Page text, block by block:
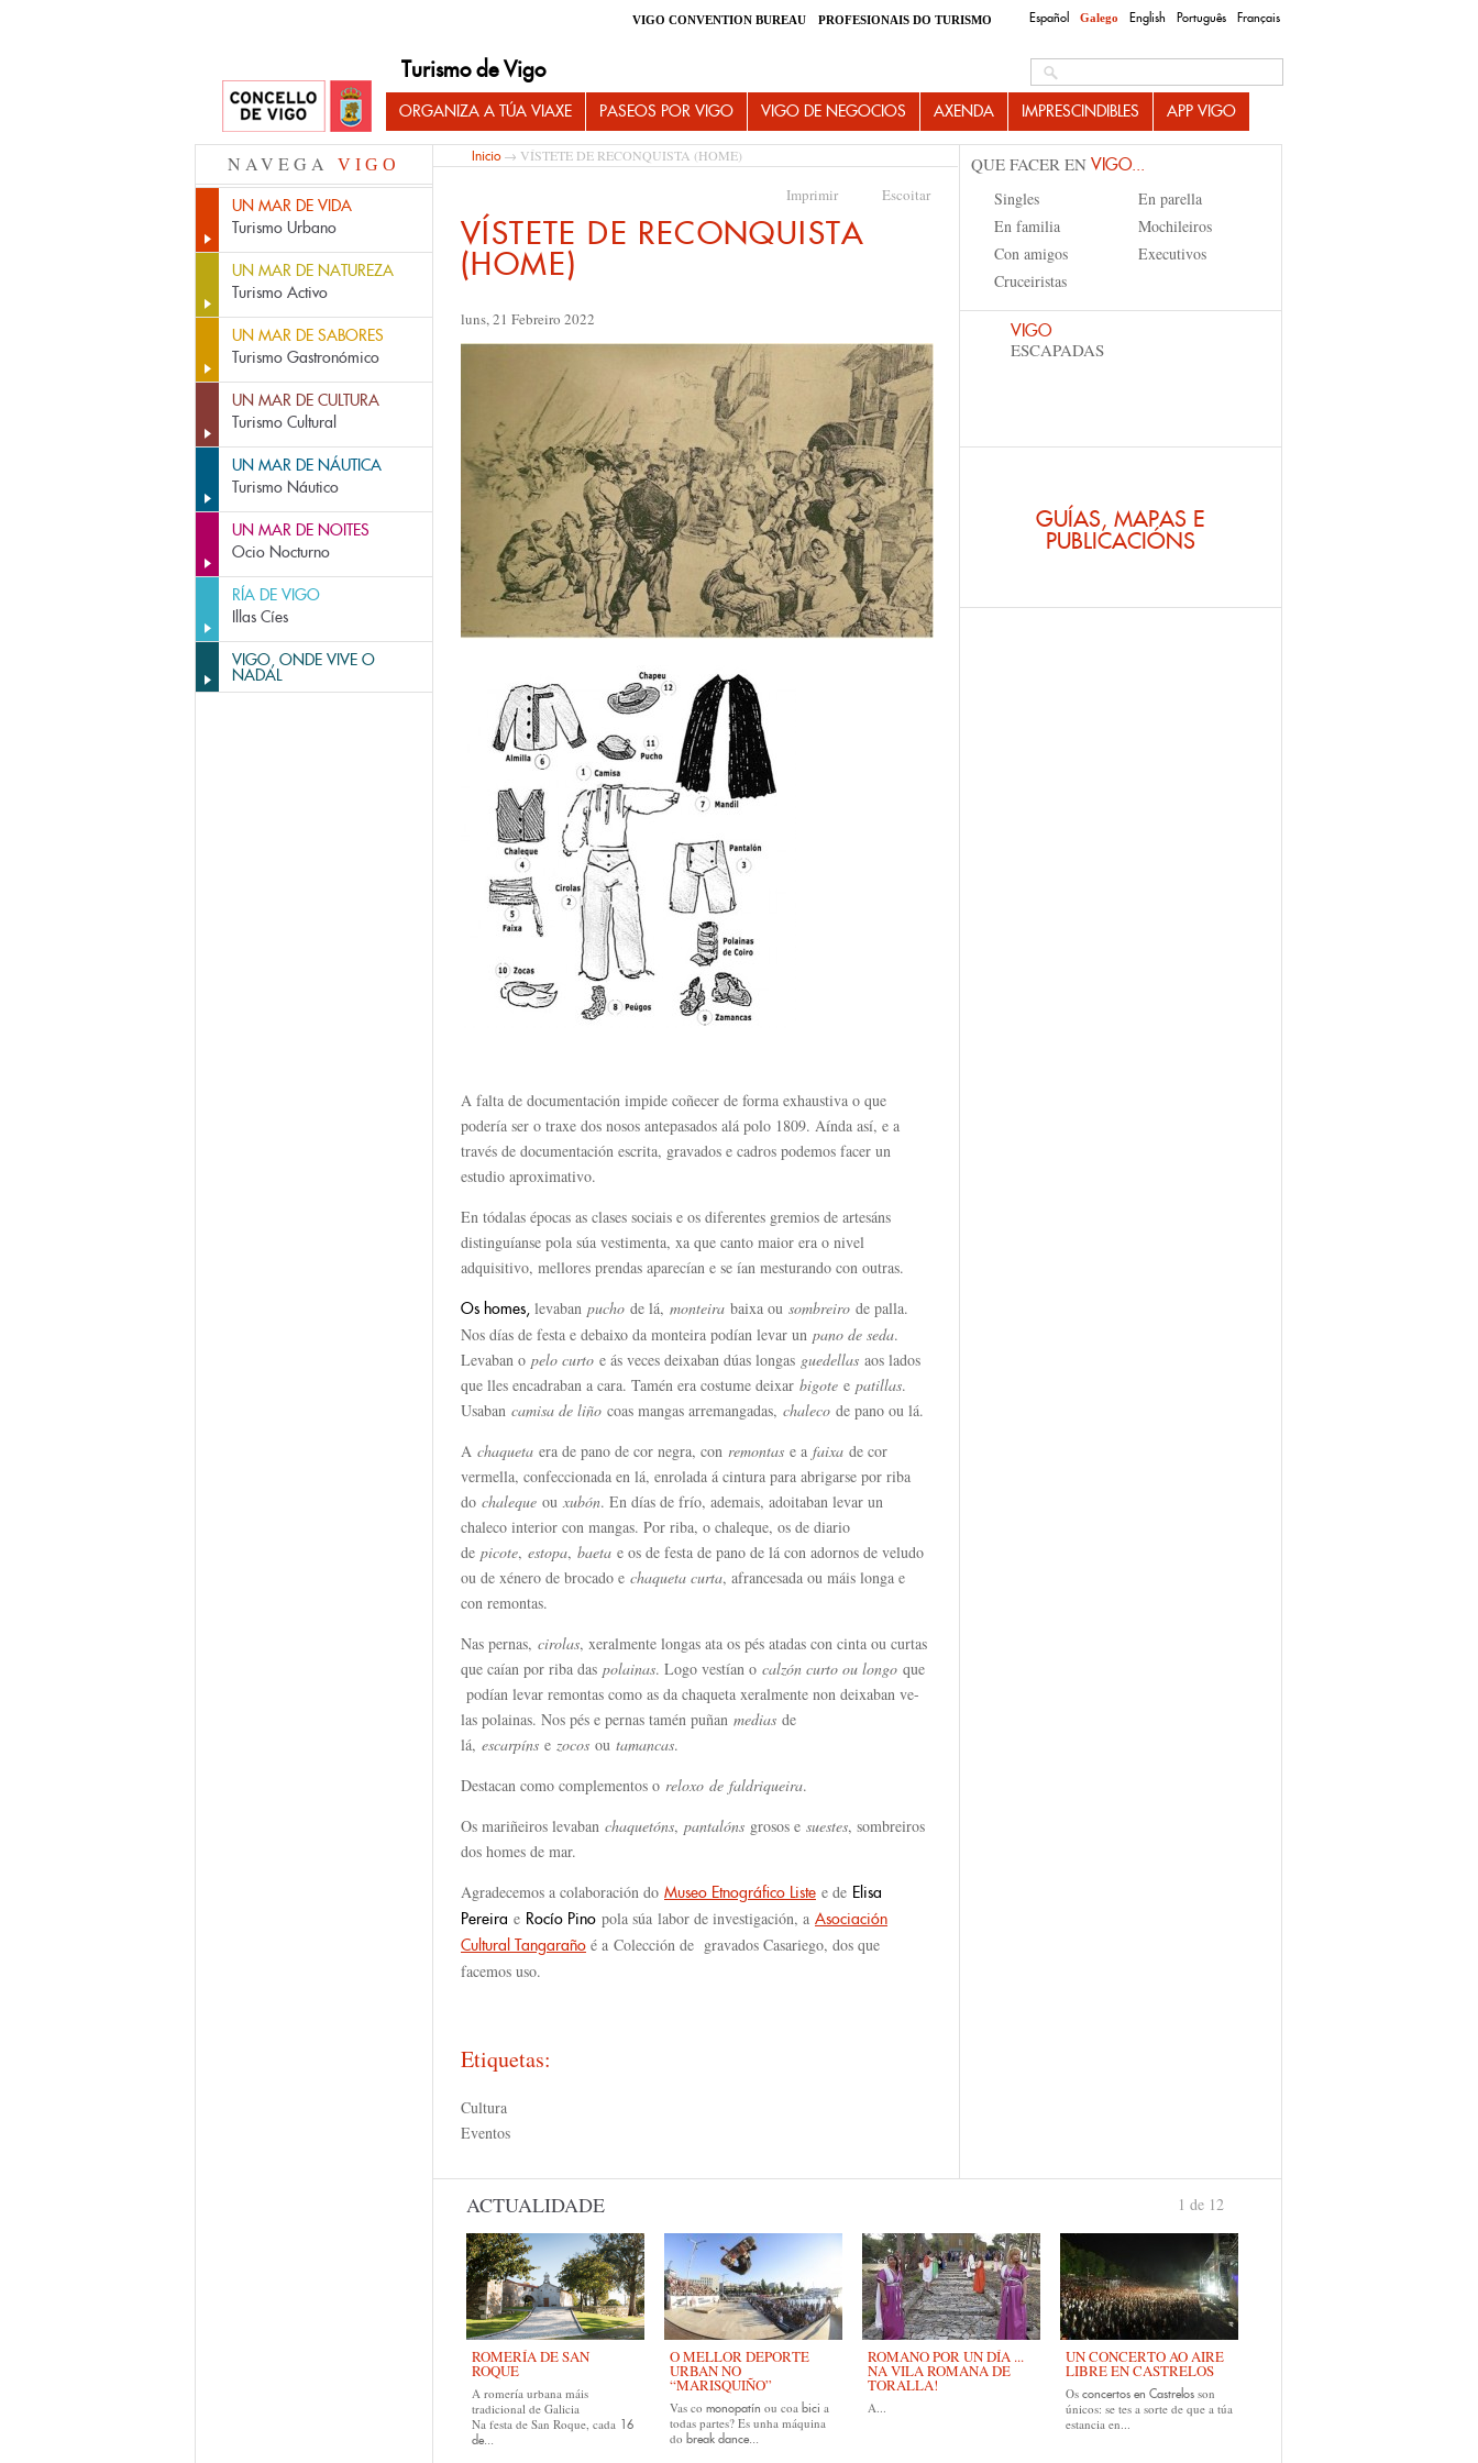
Español Galego English Português Français
VIGO CONVENTION BUREAU PROFESIONAIS DO TURISMO
Turismo de Vigo
ORGANIZA A TÚA VIAXE PASEOS POR VIGO VIGO DE NEGOCIOS AXENDA IMPRESCINDIBLES APP VIGO
NAVEGA VIGO
UN MAR DE VIDA
Turismo Urbano
UN MAR DE NATUREZA
Turismo Activo
UN MAR DE SABORES
Turismo Gastronómico
UN MAR DE CULTURA
Turismo Cultural
UN MAR DE NÁUTICA
Turismo Náutico
UN MAR DE NOITES
Ocio Nocturno
RÍA DE VIGO
Illas Cíes
VIGO, ONDE VIVE O
NADAL
Inicio→ VÍSTETE DE RECONQUISTA (HOME)
Imprimir Escoitar
VÍSTETE DE RECONQUISTA
(HOME)
luns, 21 Febreiro 2022
A falta de documentación impide coñecer de forma exhaustiva o que
podería ser o traxe dos nosos antepasados alá polo 1809. Aínda así, e a
través de documentación escrita, gravados e cadros podemos facer un
estudio aproximativo.
En tódalas épocas as clases sociais e os diferentes gremios de artesáns
distinguíanse pola súa vestimenta, xa que canto maior era o nivel
adquisitivo, mellores prendas aparecían e se ían mesturando con outras.
Os homes, levaban pucho de lá, monteira baixa ou sombreiro de palla.
Nos días de festa e debaixo da monteira podían levar un pano de seda.
Levaban o pelo curto e ás veces deixaban dúas longas guedellas aos lados
que lles encadraban a cara. Tamén era costume deixar bigote e patillas.
Usaban camisa de liño coas mangas arremangadas, chaleco de pano ou lá.
A chaqueta era de pano de cor negra, con remontas e a faixa de cor
vermella, confeccionada en lá, enrolada á cintura para abrigarse por riba
do chaleque ouxubón. En días de frío, ademais, adoitaban levar un
chaleco interior con mangas. Por riba, o chaleque, os de diario
de picote, estopa, baeta e os de festa de pano de lá con adornos de veludo
ou de xénero de brocado e chaqueta curta, afrancesada ou máis longa e
con remontas.
Nas pernas, cirolas, xeralmente longas ata os pés atadas con cinta ou curtas
que caían por riba das polainas. Logo vestían o calzón curto ou longo que
podían levar remontas como as da chaqueta xeralmente non deixaban ve-
las polainas. Nos pés e pernas tamén puñan medias de
lá, escarpíns e zocos ou tamancas.
Destacan como complementos o reloxo de faldriqueira.
Os mariñeiros levaban chaquetóns, pantalóns grosos e suestes, sombreiros
dos homes de mar.
Agradecemos a colaboración do Museo Etnográfico Liste e de Elisa
Pereira e Rocío Pino pola súa labor de investigación, a Asociación
Cultural Tangaraño é a Colección de gravados Casariego, dos que
facemos uso.
Etiquetas:
Cultura
Eventos
QUE FACER EN VIGO...
Singles
En parella
En familia
Mochileiros
Con amigos
Executivos
Cruceiristas
VIGO
ESCAPADAS
GUÍAS, MAPAS E
PUBLICACIÓNS
ACTUALIDADE
ROMERÍA DE SAN
ROQUE
A romería urbana máis
tradicional de Galicia
Na festa de San Roque, cada 16
de...
O MELLOR DEPORTE
URBAN NO
“MARISQUIÑO”
Vas co monopatín ou coa bici a
todas partes? Es unha máquina
do break dance...
ROMANO POR UN DÍA ...
NA VILA ROMANA DE
TORALLA!
A...
UN CONCERTO AO AIRE
LIBRE EN CASTRELOS
Os concertos en Castrelos son
únicos: se tes a sorte de que a túa
estancia en...
1 de 12